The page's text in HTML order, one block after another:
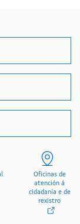
Oficinas de
atención á
cidadanía e de
rexistro